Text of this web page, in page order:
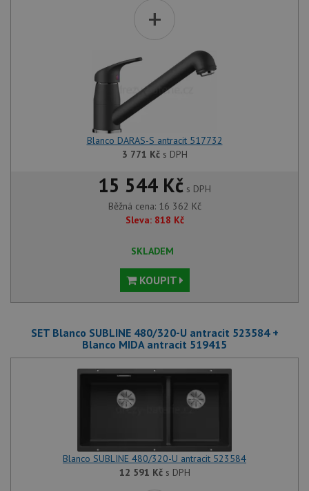
+
Blanco DARAS-S antracit 517732
3 771 Kčs DPH
15 544 Kč s DPH
Běžná cena: 16 362 Kč
Sleva: 818 Kč
SKLADEM
KOUPIT
SET Blanco SUBLINE 480/320-U antracit 523584 +
Blanco MIDA antracit 519415
Blanco SUBLINE 480/320-U antracit 523584
12 591 Kčs DPH